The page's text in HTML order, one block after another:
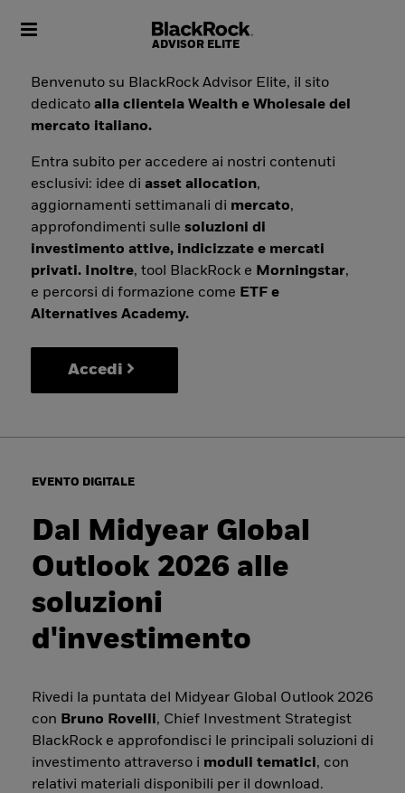
Toggle navigation
Benvenuto su BlackRock Advisor Elite, il sito
dedicatoalla clientela Wealth e Wholesale del
mercato italiano.
Entra subito per accedere ai nostri contenuti
esclusivi: idee diasset allocation,
aggiornamenti settimanali di mercato,
approfondimenti sullesoluzioni di
investimento attive, indicizzate e mercati
privati. Inoltre, tool BlackRock e Morningstar,
e percorsi di formazione come ETF e
Alternatives Academy.
Accedi
EVENTO DIGITALE
Dal Midyear Global
Outlook 2026 alle
soluzioni
d'investimento
Rivedi la puntata del Midyear Global Outlook 2026
con Bruno Rovelli, Chief Investment Strategist
BlackRock e approfondisci le principali soluzioni di
investimento attraverso i moduli tematici, con
relativi materiali disponibili per il download.